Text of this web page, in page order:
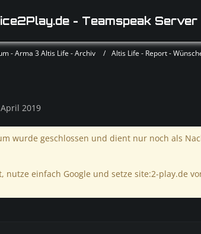
- Teamspeak Server
- Arma 3 Altis Life - Archiv Altis Life - Report -
2019
wurde geschlossen und dient nur noch als
einfach Google und setze site:2-play.de